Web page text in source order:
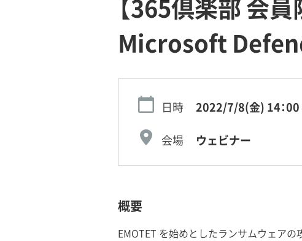
【365倶楽部 会
Microsoft
日時 2022/7/8(金) 14：
会場
ウェビナー
概要
EMOTET を始めとしたランサムウェア